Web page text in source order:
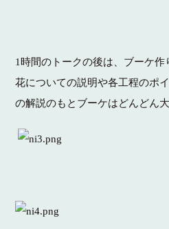
1時間のトークの後は、ブーケ
花についての説明や各工程のポ
の解説のもとブーケはどんどん